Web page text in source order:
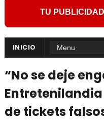
TU
INICIO
“No se deje
de tickets